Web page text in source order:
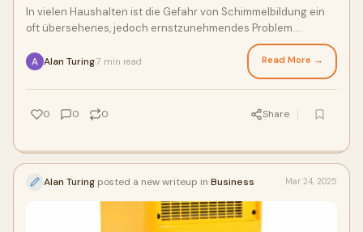
In vielen Haushalten ist die Gefahr von Schimmelbildung ein
oft übersehenes, jedoch ernstzunehmendes Problem.
Alan Turing7 min read Read More →
0 0 0 Share
Alan Turing posted a new writeup in Business Mar 24, 2025